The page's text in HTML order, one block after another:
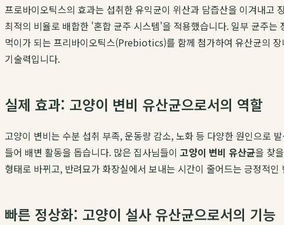
프로바이오틱스의 효과는 섭취한 유익균이 위산과 담즙산을 이겨내고
최적의 비율로 배합한 '혼합 균주 시스템'을 적용했습니다. 일부 균주
먹이가 되는 프리바이오틱스(Prebiotics)를 함께 첨가하여 유산균의
기술력입니다.
실제 효과: 고양이 변비 유산균으로서의 역할
고양이 변비는 수분 섭취 부족, 운동량 감소, 노화 등 다양한 원인으로
들어 배변 활동을 돕습니다. 많은 집사님들이 고양이 변비 유산균을 찾
형태로 바뀌고, 반려묘가 화장실에서 보내는 시간이 줄어드는 긍정적
빠른 정상화: 고양이 설사 유산균으로서의 기능